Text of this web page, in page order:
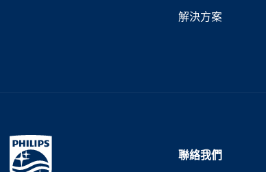
解決方案
聯絡我們